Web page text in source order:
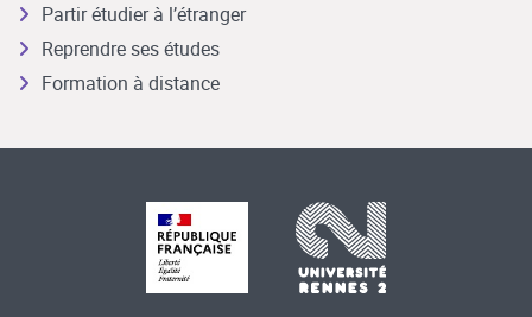
Partir étudier à l’étranger
Reprendre ses études
Formation à distance